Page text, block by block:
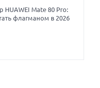
HUAWEI Mate 80 Pro:
флагманом в 2026